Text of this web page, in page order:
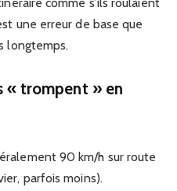
une erreur de base que
longtemps.
« trompent » en
90 km/h sur route
parfois moins).